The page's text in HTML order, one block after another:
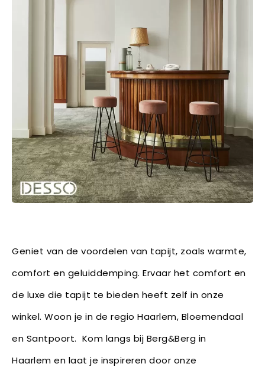
Geniet van de voordelen van tapijt, zoals warmte,
comfort en geluiddemping. Ervaar het comfort en
de luxe die tapijt te bieden heeft zelf in onze
winkel. Woon je in de regio Haarlem, Bloemendaal
en Santpoort. Kom langs bij Berg&Berg in
Haarlem en laat je inspireren door onze